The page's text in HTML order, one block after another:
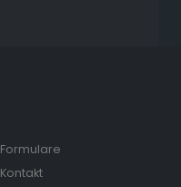
Formulare
Kontakt